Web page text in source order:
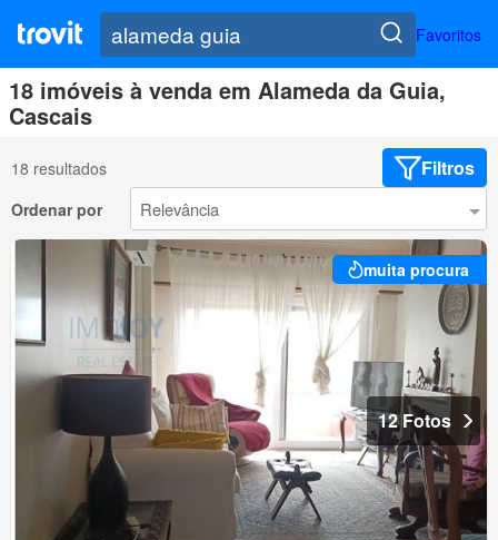
Favoritos
18 imóveis à venda em Alameda da Guia,
Cascais
18 resultados Filtros
Ordenar por
muita procura
12 Fotos